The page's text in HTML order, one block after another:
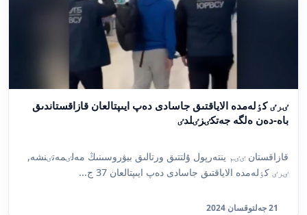
ٸرٸ كٶلەمدە الاياقتىق جاسادى دەپ ايىپتالعان قازاقستاندىق
باە-دەن ەلگە جەتكٸزٸلدٸ
قازاقستان ٸٸم ينتەرپول ۇلتتىق ورتالىق بيۋروسىنىڭ مەلٸمەتٸنشە,
ٸرٸ كٶلەمدە الاياقتىق جاسادى دەپ ايىپتالعان 37 ج...
21 جەلتوقسان 2024